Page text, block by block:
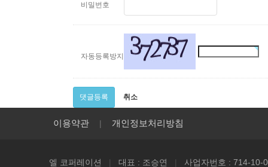
비밀번호
자동등록방지
댓글등록 취소
이용약관 | 개인정보처리방침
엘 코퍼레이션 | 대표 : 조승연 | 사업자번호 : 714-10-